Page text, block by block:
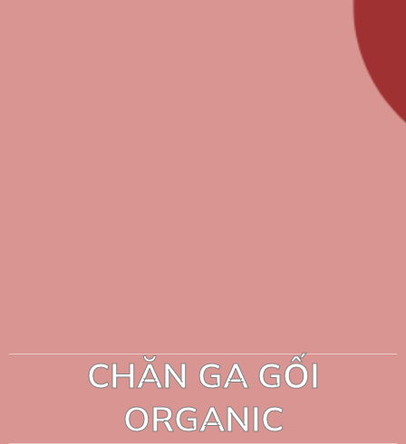
CHĂN GA GỐI
ORGANIC